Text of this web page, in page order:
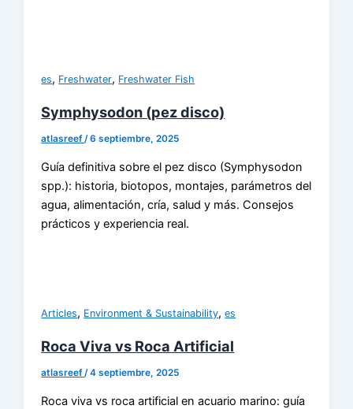
es, Freshwater, Freshwater Fish
Symphysodon (pez disco)
atlasreef/6 septiembre, 2025
Guía definitiva sobre el pez disco (Symphysodon
spp.): historia, biotopos, montajes, parámetros del
agua, alimentación, cría, salud y más. Consejos
prácticos y experiencia real.
Articles, Environment & Sustainability,es
Roca Viva vs Roca Artificial
atlasreef/4 septiembre, 2025
Roca viva vs roca artificial en acuario marino: guía